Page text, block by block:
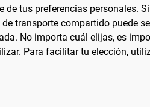
de tus preferencias personales.
transporte compartido puede
No importa cuál elijas, es
Para facilitar tu elección,